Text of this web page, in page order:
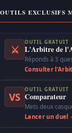
OUTILS EXCLUSIFS
⚔
OUTIL GRATUIT
L'Arbitre de
Réponds à 3
Consulter
VS
OUTIL GRATUIT
Comparateur
Mets deux
Lancer un duel